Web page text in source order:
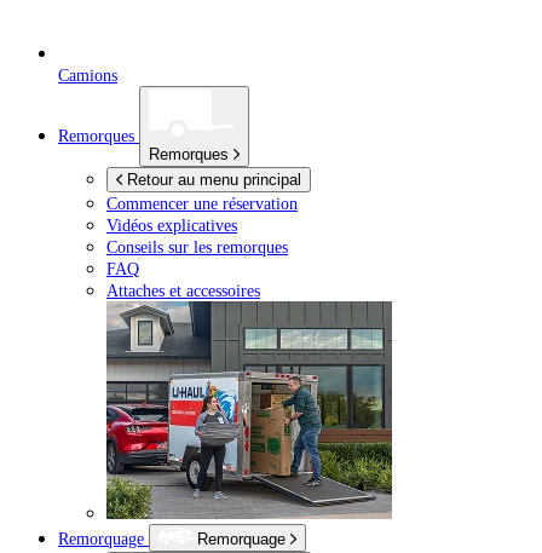
Camions
Remorques
Remorques
Retour au menu principal
Commencer une réservation
Vidéos explicatives
Conseils sur les remorques
FAQ
Attaches et accessoires
Remorquage
Remorquage